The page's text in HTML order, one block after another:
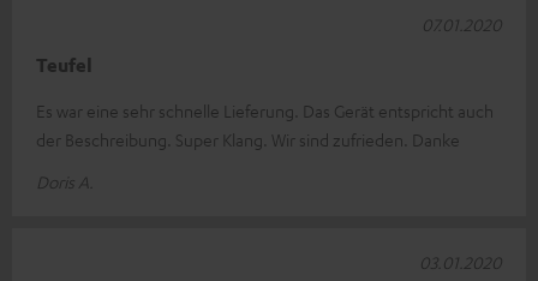
Teufel
Es war eine sehr schnelle Lieferung. Das Gerät entspricht auch
der Beschreibung. Super Klang. Wir sind zufrieden. Danke
Doris A.
07.01.2020
03.01.2020